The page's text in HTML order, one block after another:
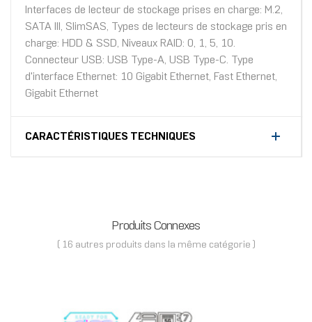
Interfaces de lecteur de stockage prises en charge: M.2,
SATA III, SlimSAS, Types de lecteurs de stockage pris en
charge: HDD & SSD, Niveaux RAID: 0, 1, 5, 10.
Connecteur USB: USB Type-A, USB Type-C. Type
d'interface Ethernet: 10 Gigabit Ethernet, Fast Ethernet,
Gigabit Ethernet
CARACTÉRISTIQUES TECHNIQUES
Produits Connexes
( 16 autres produits dans la même catégorie )